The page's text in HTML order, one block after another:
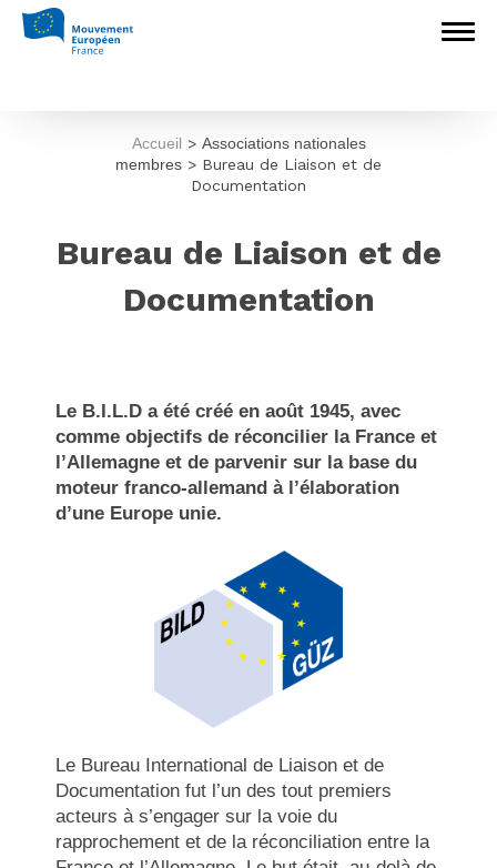
Accueil > Associations nationales
membres > Bureau de Liaison et de
Documentation
Bureau de Liaison et de
Documentation
Le B.I.L.D a été créé en août 1945, avec
comme objectifs de réconcilier la France et
l’Allemagne et de parvenir sur la base du
moteur franco-allemand à l’élaboration
d’une Europe unie.
Le Bureau International de Liaison et de
Documentation fut l’un des tout premiers
acteurs à s’engager sur la voie du
rapprochement et de la réconciliation entre la